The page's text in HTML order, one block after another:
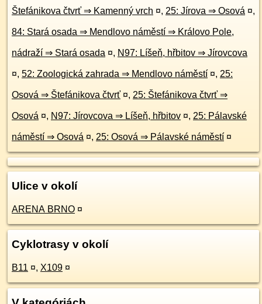
Štefánikova čtvrť ⇒ Kamenný vrch ¤, 25: Jírova ⇒ Osová ¤,
84: Stará osada ⇒ Mendlovo náměstí ⇒ Královo Pole,
nádraží ⇒ Stará osada ¤, N97: Líšeň, hřbitov ⇒ Jírovcova
¤, 52: Zoologická zahrada ⇒ Mendlovo náměstí ¤, 25:
Osová ⇒ Štefánikova čtvrť ¤, 25: Štefánikova čtvrť ⇒
Osová ¤, N97: Jírovcova ⇒ Líšeň, hřbitov ¤, 25: Pálavské
náměstí ⇒ Osová ¤, 25: Osová ⇒ Pálavské náměstí ¤
Ulice v okolí
ARENA BRNO ¤
Cyklotrasy v okolí
B11 ¤, X109 ¤